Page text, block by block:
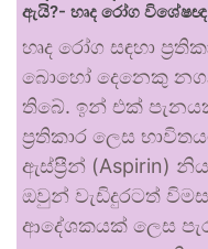
ඇයි?- හෘද රෝග විශේෂඥ
හෘද රෝග සඳහා
බොහෝ දෙනෙකු
තිබේ. ඉන් එක්
ප්‍රතිකාර ලෙස
ඇස්ප්‍රීන් (Aspirin)
ඔවුන් වැඩිදුරටත්
ආදේශකයක් ලෙස